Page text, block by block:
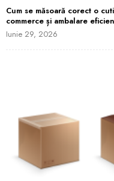
Cum se măsoară corect o
commerce și ambalare
Iunie 29, 2026